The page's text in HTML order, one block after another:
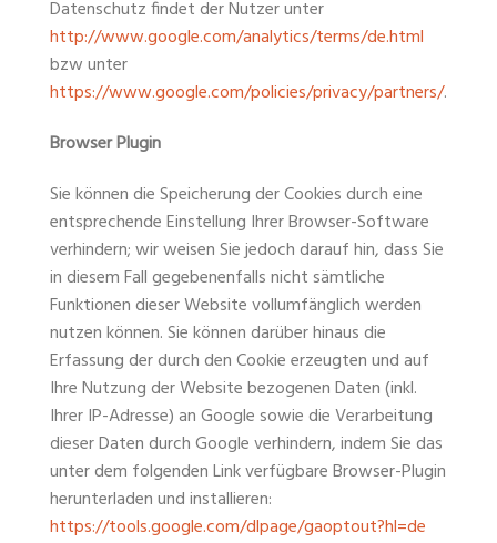
Datenschutz findet der Nutzer unter
http://www.google.com/analytics/terms/de.html
bzw unter
https://www.google.com/policies/privacy/partners/.
Browser Plugin
Sie können die Speicherung der Cookies durch eine
entsprechende Einstellung Ihrer Browser-Software
verhindern; wir weisen Sie jedoch darauf hin, dass Sie
in diesem Fall gegebenenfalls nicht sämtliche
Funktionen dieser Website vollumfänglich werden
nutzen können. Sie können darüber hinaus die
Erfassung der durch den Cookie erzeugten und auf
Ihre Nutzung der Website bezogenen Daten (inkl.
Ihrer IP-Adresse) an Google sowie die Verarbeitung
dieser Daten durch Google verhindern, indem Sie das
unter dem folgenden Link verfügbare Browser-Plugin
herunterladen und installieren:
https://tools.google.com/dlpage/gaoptout?hl=de